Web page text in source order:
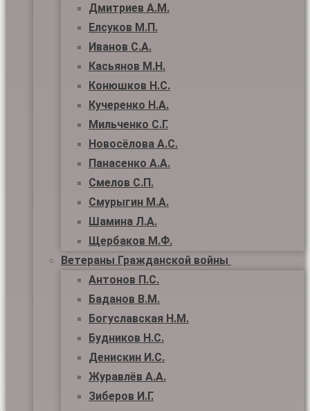
Дмитриев А.М.
Елсуков М.П.
Иванов С.А.
Касьянов М.Н.
Конюшков Н.С.
Кучеренко Н.А.
Мильченко С.Г.
Новосёлова А.С.
Панасенко А.А.
Смелов С.П.
Смурыгин М.А.
Шамина Л.А.
Щербаков М.Ф.
Ветераны Гражданской войны
Антонов П.С.
Баданов В.М.
Богуславская Н.М.
Будников Н.С.
Денискин И.С.
Журавлёв А.А.
Зиберов И.Г.